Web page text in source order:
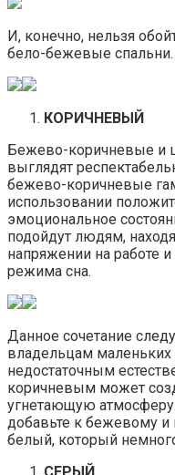
И, конечно, нельзя
бело-бежевые спальни.
КОРИЧНЕВЫЙ
Бежево-коричневые и
выглядят
бежево-коричневые
использовании
эмоциональное
подойдут людям,
напряжении на работе
режима сна.
Данное сочетание
владельцам
недостаточным
коричневым может
угнетающую
добавьте к бежевому и
белый, который